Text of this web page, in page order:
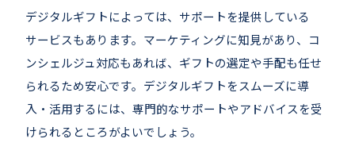
デジタルギフトによっては、サポートを提供している
サービスもあります。マーケティングに知見があり、コ
ンシェルジュ対応もあれば、ギフトの選定や手配も任せ
られるため安心です。デジタルギフトをスムーズに導
入・活用するには、専門的なサポートやアドバイスを受
けられるところがよいでしょう。